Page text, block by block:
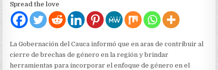
BENEFICIO
DEL
ENFOQUE
GÉNERO
EN
CAUCA
Spread the love
La Gobernación del Cauca informó que en aras de contribuir al
cierre de brechas de género en la región y brindar
herramientas para incorporar el enfoque de género en el